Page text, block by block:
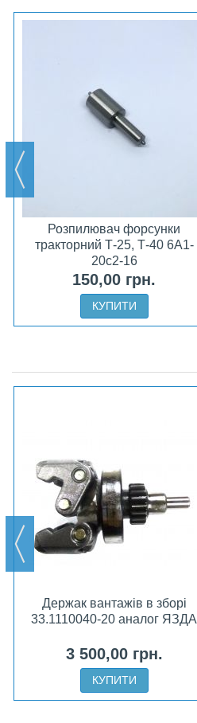
Розпилювач форсунки
тракторний Т-25, Т-40 6А1-
20с2-16
150,00 грн.
КУПИТИ
Держак вантажів в зборі
33.1110040-20 аналог ЯЗДА
3 500,00 грн.
КУПИТИ